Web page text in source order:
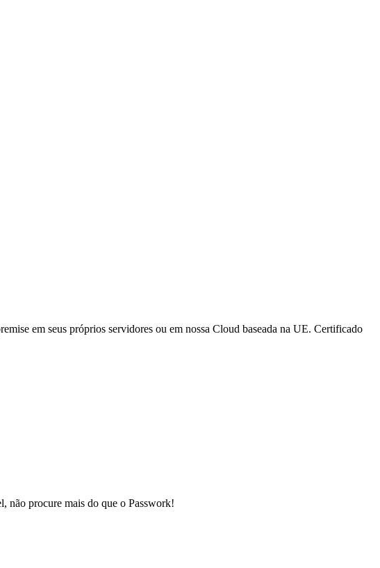
em seus próprios servidores ou em nossa Cloud baseada na UE. Certificado
não procure mais do que o Passwork!